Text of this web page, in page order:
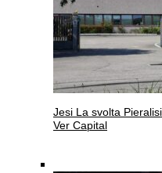
Jesi La svolta
Ver Capital